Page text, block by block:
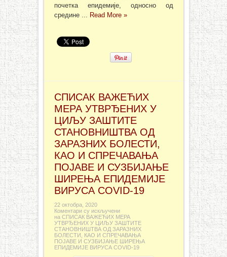
почетка епидемије, односно од
средине ... Read More »
СПИСАК ВАЖЕЋИХ
МЕРА УТВРЂЕНИХ У
ЦИЉУ ЗАШТИТЕ
СТАНОВНИШТВА ОД
ЗАРАЗНИХ БОЛЕСТИ,
КАО И СПРЕЧАВАЊА
ПОЈАВЕ И СУЗБИЈАЊЕ
ШИРЕЊА ЕПИДЕМИЈЕ
ВИРУСА COVID-19
22 октобра, 2020
Коментари су искључени
на СПИСАК ВАЖЕЋИХ МЕРА
УТВРЂЕНИХ У ЦИЉУ ЗАШТИТЕ
СТАНОВНИШТВА ОД ЗАРАЗНИХ
БОЛЕСТИ, КАО И СПРЕЧАВАЊА
ПОЈАВЕ И СУЗБИЈАЊЕ ШИРЕЊА
ЕПИДЕМИЈЕ ВИРУСА COVID-19